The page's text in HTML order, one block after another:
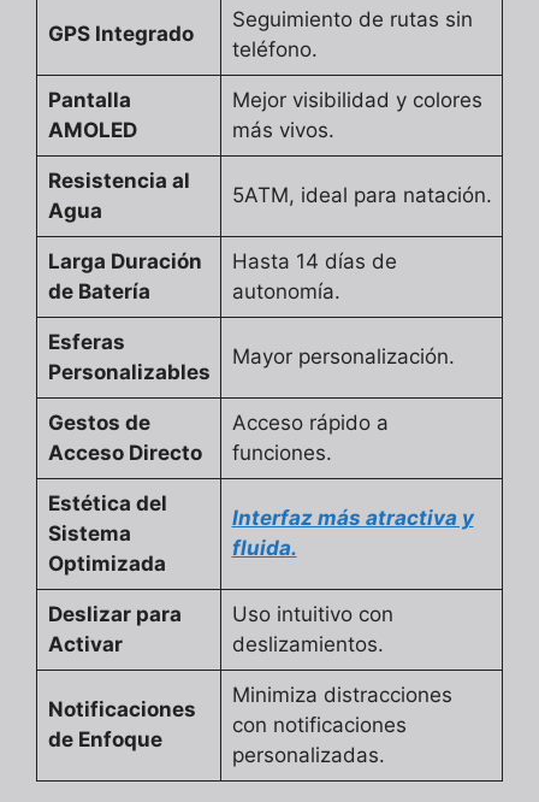
GPS Integrado
Seguimiento de rutas sin
teléfono.
Pantalla
AMOLED
Mejor visibilidad y colores
más vivos.
Resistencia al
Agua
5ATM, ideal para natación.
Larga Duración
de Batería
Hasta 14 días de
autonomía.
Esferas
Personalizables
Mayor personalización.
Gestos de
Acceso Directo
Acceso rápido a
funciones.
Estética del
Sistema
Optimizada
Interfaz más atractiva y
fluida.
Deslizar para
Activar
Uso intuitivo con
deslizamientos.
Notificaciones
de Enfoque
Minimiza distracciones
con notificaciones
personalizadas.